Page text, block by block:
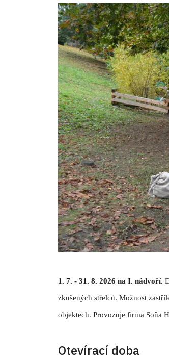
1. 7. - 31. 8. 2026 na I. nádvoří.
zkušených střelců. Možnost
objektech. Provozuje firma Soňa
Otevírací doba